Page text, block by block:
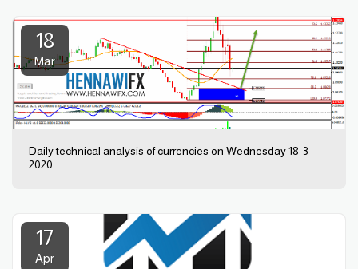
18
Mar
Daily technical analysis of currencies on Wednesday 18-3-
2020
17
Apr